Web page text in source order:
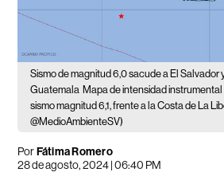
Sismo de magnitud 6,0 sacude a El Salvador
Guatemala Mapa de intensidad
sismo magnitud 6,1, frente a la Costa de La
@MedioAmbienteSV)
PorFátima Romero
28 de agosto, 2024 | 06:40 PM